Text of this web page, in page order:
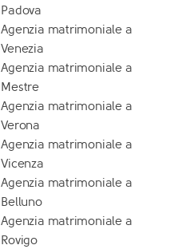
Padova
Agenzia matrimoniale a
Venezia
Agenzia matrimoniale a
Mestre
Agenzia matrimoniale a
Verona
Agenzia matrimoniale a
Vicenza
Agenzia matrimoniale a
Belluno
Agenzia matrimoniale a
Rovigo